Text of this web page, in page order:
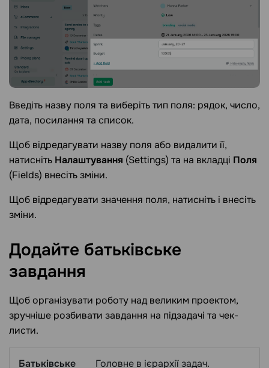
Введіть назву поля та виберіть тип поля: рядок, число,
дата, посилання та список.
Щоб відредагувати назву поля або видалити її,
натисніть Налаштування (Settings) та на вкладці Поля
(Fields) внесіть зміни.
Щоб відредагувати значення поля, натисніть і внесіть
зміни.
Додайте батьківське
завдання
Щоб організувати роботу над великим проектом,
зручніше розбивати завдання на підзадачі та чек-
листи.
Батьківське Головне в ієрархії задач.